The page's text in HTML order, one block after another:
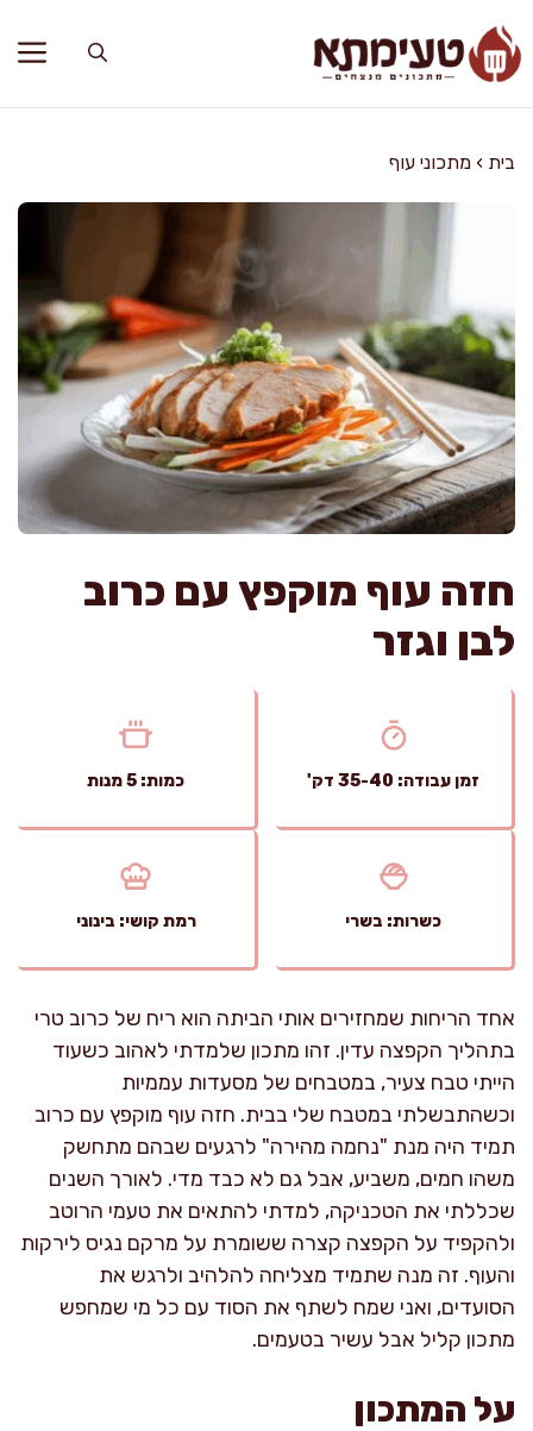
לתוכן
בית › מתכוני עוף
חזה עוף מוקפץ עם כרוב
לבן וגזר
זמן עבודה: 35-40 דק' כמות: 5 מנות
כשרות: בשרי רמת קושי: בינוני
אחד הריחות שמחזירים אותי הביתה הוא ריח של כרוב טרי
בתהליך הקפצה עדין. זהו מתכון שלמדתי לאהוב כשעוד
הייתי טבח צעיר, במטבחים של מסעדות עממיות
וכשהתבשלתי במטבח שלי בבית. חזה עוף מוקפץ עם כרוב
תמיד היה מנת "נחמה מהירה" לרגעים שבהם מתחשק
משהו חמים, משביע, אבל גם לא כבד מדי. לאורך השנים
שכללתי את הטכניקה, למדתי להתאים את טעמי הרוטב
ולהקפיד על הקפצה קצרה ששומרת על מרקם נגיס לירקות
והעוף. זה מנה שתמיד מצליחה להלהיב ולרגש את
הסועדים, ואני שמח לשתף את הסוד עם כל מי שמחפש
מתכון קליל אבל עשיר בטעמים.
על המתכון